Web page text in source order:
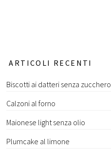
ARTICOLI RECENTI
Biscotti ai datteri senza zucchero
Calzoni al forno
Maionese light senza olio
Plumcake al limone